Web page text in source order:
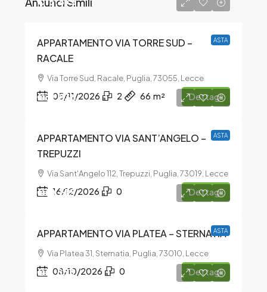
ASTA
APPARTAMENTO VIA TORRE SUD –
RACALE
Via Torre Sud, Racale, Puglia, 73055, Lecce
05/11/2026 2 66 m² Dettagli
ASTA
€31.836
APPARTAMENTO VIA SANT’ANGELO –
TREPUZZI
Via Sant'Angelo 112, Trepuzzi, Puglia, 73019, Lecce
16/12/2026 0 Dettagli
ASTA
€10.615
APPARTAMENTO VIA PLATEA – STERNATIA
Via Platea 31, Sternatia, Puglia, 73010, Lecce
08/10/2026 0 Dettagli
€11.853